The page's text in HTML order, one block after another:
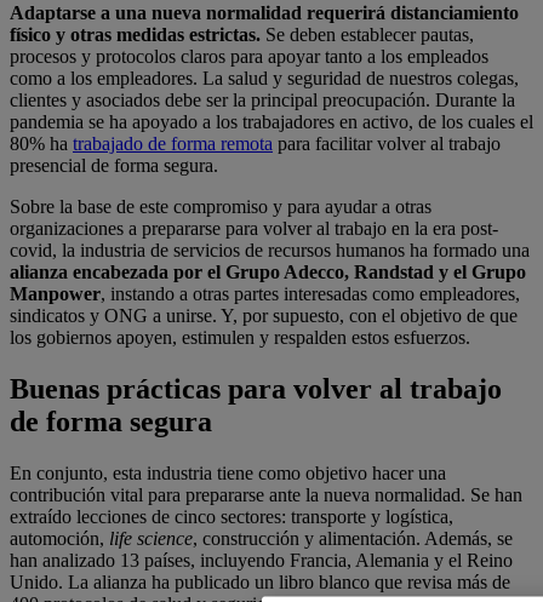
Adaptarse a una nueva normalidad requerirá distanciamiento
físico y otras medidas estrictas. Se deben establecer pautas,
procesos y protocolos claros para apoyar tanto a los empleados
como a los empleadores. La salud y seguridad de nuestros colegas,
clientes y asociados debe ser la principal preocupación. Durante la
pandemia se ha apoyado a los trabajadores en activo, de los cuales el
80% ha trabajado de forma remota para facilitar volver al trabajo
presencial de forma segura.
Sobre la base de este compromiso y para ayudar a otras
organizaciones a prepararse para volver al trabajo en la era post-
covid, la industria de servicios de recursos humanos ha formado una
alianza encabezada por el Grupo Adecco, Randstad y el Grupo
Manpower, instando a otras partes interesadas como empleadores,
sindicatos y ONG a unirse. Y, por supuesto, con el objetivo de que
los gobiernos apoyen, estimulen y respalden estos esfuerzos.
Buenas prácticas para volver al trabajo
de forma segura
En conjunto, esta industria tiene como objetivo hacer una
contribución vital para prepararse ante la nueva normalidad. Se han
extraído lecciones de cinco sectores: transporte y logística,
automoción, life science, construcción y alimentación. Además, se
han analizado 13 países, incluyendo Francia, Alemania y el Reino
Unido. La alianza ha publicado un libro blanco que revisa más de